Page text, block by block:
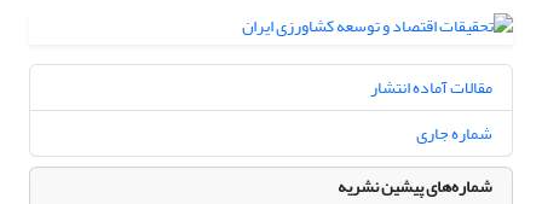
مقالات آماده انتشار
شماره جاری
شماره‌های پیشین نشریه